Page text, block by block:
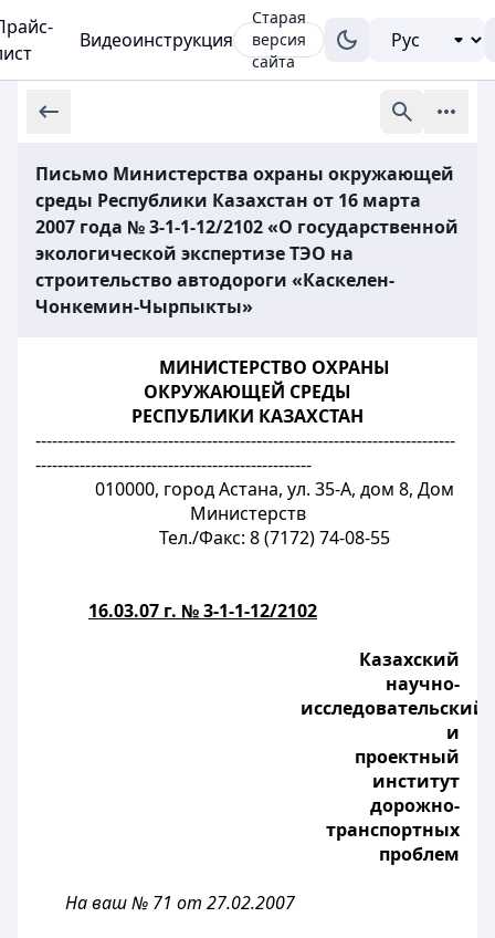
Видеоинструкция
Старая
версия
сайта
Письмо Министерства охраны окружающей
среды Республики Казахстан от 16 марта
2007 года № 3-1-1-12/2102 «О государственной
экологической экспертизе ТЭО на
строительство автодороги «Каскелен-
Чонкемин-Чырпыкты»
МИНИСТЕРСТВО ОХРАНЫ
ОКРУЖАЮЩЕЙ СРЕДЫ
РЕСПУБЛИКИ КАЗАХСТАН
----------------------------------------------------------------------------
--------------------------------------------------
010000, город Астана, ул. 35-А, дом 8, Дом
Министерств
Тел./Факс: 8 (7172) 74-08-55
16.03.07 г. № 3-1-1-12/2102
Казахский
научно-
исследовательский
и
проектный
институт
дорожно-
транспортных
проблем
На ваш № 71 от 27.02.2007